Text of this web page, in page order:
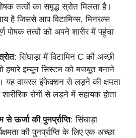
तत्वों का समृद्ध स्रोत मिलता है।
है जिससे आप विटामिन्स, मिनरल्स
पोषक तत्वों को अपने शारीर में पहुंचा
: सिंघाड़ा में विटामिन C की अच्छी
हमारे इम्यून सिस्टम को मजबूत बनाने
यह वायरल इंफेक्शन से लड़ने की क्षमता
रोगों से लड़ने में सहायक होता
से ऊर्जा की पुनर्प्राप्ति: सिंघाड़ा
की पुनर्प्राप्ति के लिए एक अच्छा